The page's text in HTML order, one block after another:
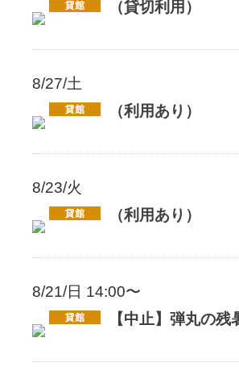
（貸切利用）
8/27/土
（利用あり）
8/23/火
（利用あり）
8/21/日 14:00〜
【中止】弾丸の残